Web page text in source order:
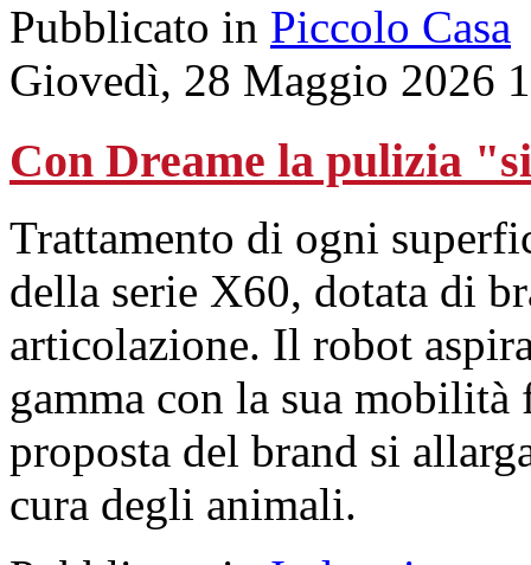
Pubblicato in Piccolo Casa
Giovedì, 28 Maggio 2026
Con Dreame la pulizia
Trattamento di ogni
della serie X60, dotata di
articolazione. Il robot
gamma con la sua
proposta del brand si
cura degli animali.